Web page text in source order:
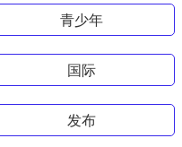
青少年
国际
发布